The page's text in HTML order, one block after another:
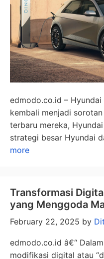
edmodo.co.id –
kembali menjadi
terbaru mereka,
strategi besar Hyundai
more
Transformasi
yang Menggoda
February 22, 2025 by
edmodo.co.id â€“
modifikasi digital atau